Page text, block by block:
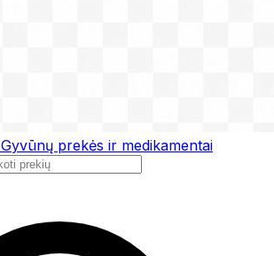
Gyvūnų prekės ir medikamentai